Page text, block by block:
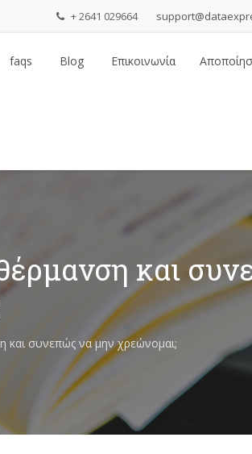
+ 2641 029664
faqs Blog Επικοινωνία
και
συνεπώς να μην χρεώνομαι;